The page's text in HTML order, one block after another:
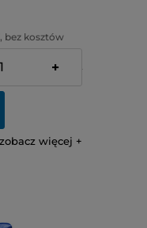
bez kosztów
170,52 zł
+
zobacz więcej